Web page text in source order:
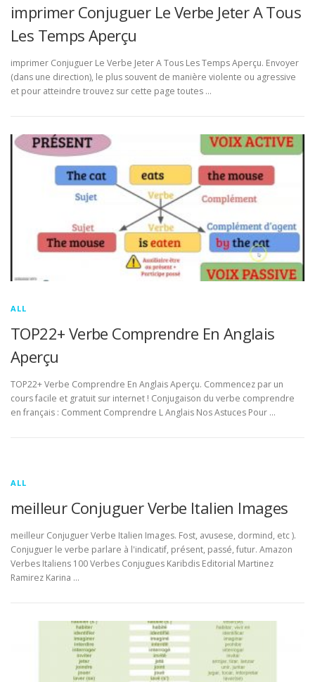
imprimer Conjuguer Le Verbe Jeter A Tous
Les Temps Aperçu
imprimer Conjuguer Le Verbe Jeter A Tous Les Temps Aperçu. Envoyer
(dans une direction), le plus souvent de manière violente ou agressive
et pour atteindre trouvez sur cette page toutes …
ALL
TOP22+ Verbe Comprendre En Anglais
Aperçu
TOP22+ Verbe Comprendre En Anglais Aperçu. Commencez par un
cours facile et gratuit sur internet ! Conjugaison du verbe comprendre
en français : Comment Comprendre L Anglais Nos Astuces Pour …
ALL
meilleur Conjuguer Verbe Italien Images
meilleur Conjuguer Verbe Italien Images. Fost, avusese, dormind, etc ).
Conjuguer le verbe parlare à l'indicatif, présent, passé, futur. Amazon
Verbes Italiens 100 Verbes Conjugues Karibdis Editorial Martinez
Ramirez Karina …